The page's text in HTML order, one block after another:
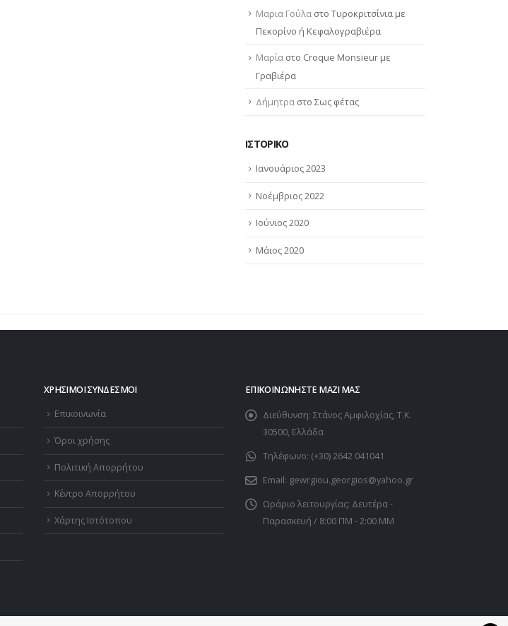
Μαρια Γούλα στο Τυροκριτσίνια με
Πεκορίνο ή Κεφαλογραβιέρα
Μαρία στο Croque Monsieur με
Γραβιέρα
Δήμητρα στο Σως φέτας
ΙΣΤΟΡΙΚΌ
Ιανουάριος 2023
Νοέμβριος 2022
Ιούνιος 2020
Μάιος 2020
ΧΡΉΣΙΜΟΙ ΣΎΝΔΕΣΜΟΙ
Επικοινωνία
Όροι χρήσης
Πολιτική Απορρήτου
Κέντρο Απορρήτου
Χάρτης Ιστότοπου
ΕΠΙΚΟΙΝΩΝΉΣΤΕ ΜΑΖΊ ΜΑΣ
Διεύθυνση: Στάνος Αμφιλοχίας, Τ.Κ.
30500, Ελλάδα
Τηλέφωνο: (+30) 2642 041041
Email: gewrgiou.georgios@yahoo.gr
Ωράριο λειτουργίας: Δευτέρα -
Παρασκευή / 8:00 ΠΜ - 2:00 ΜΜ